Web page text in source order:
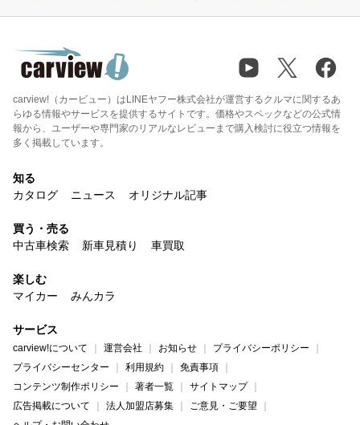
carview!（カービュー）はLINEヤフー株式会社が運営するクルマに関するあ
らゆる情報やサービスを提供するサイトです。価格やスペックなどの公式情
報から、ユーザーや専門家のリアルなレビューまで購入検討に役立つ情報を
多く掲載しています。
知る
カタログ
ニュース オリジナル記事
買う・売る
中古車検索
新車見積り 車買取
楽しむ
マイカー
みんカラ
サービス
carview!について 運営会社 お知らせ
プライバシーポリシー
プライバシーセンター
利用規約
免責事項
コンテンツ制作ポリシー
著者一覧
サイトマップ
広告掲載について
法人加盟店募集
ご意見・ご要望